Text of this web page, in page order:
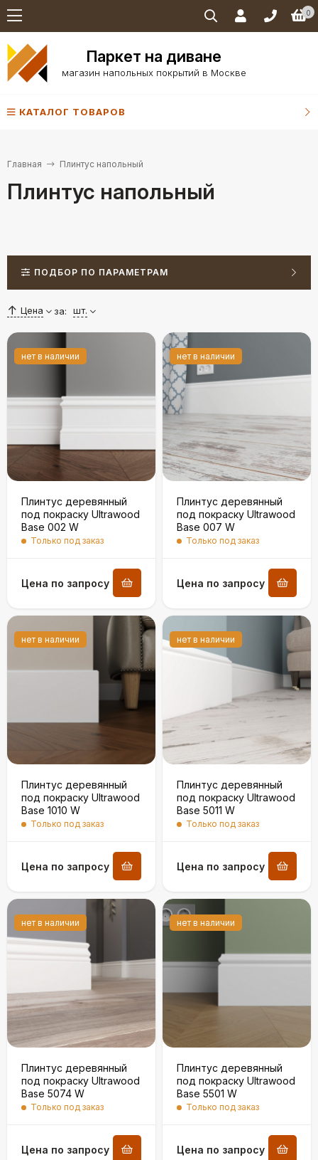
0
Паркет на диване
магазин напольных покрытий в Москве
КАТАЛОГ ТОВАРОВ
Главная Плинтус напольный
Плинтус напольный
ПОДБОР ПО ПАРАМЕТРАМ
Цена за: шт.
нет в наличии
Плинтус деревянный
под покраску Ultrawood
Base 002 W
Только под заказ
Цена по запросу
нет в наличии
Плинтус деревянный
под покраску Ultrawood
Base 007 W
Только под заказ
Цена по запросу
нет в наличии
Плинтус деревянный
под покраску Ultrawood
Base 1010 W
Только под заказ
Цена по запросу
нет в наличии
Плинтус деревянный
под покраску Ultrawood
Base 5011 W
Только под заказ
Цена по запросу
нет в наличии
Плинтус деревянный
под покраску Ultrawood
Base 5074 W
Только под заказ
Цена по запросу
нет в наличии
Плинтус деревянный
под покраску Ultrawood
Base 5501 W
Только под заказ
Цена по запросу